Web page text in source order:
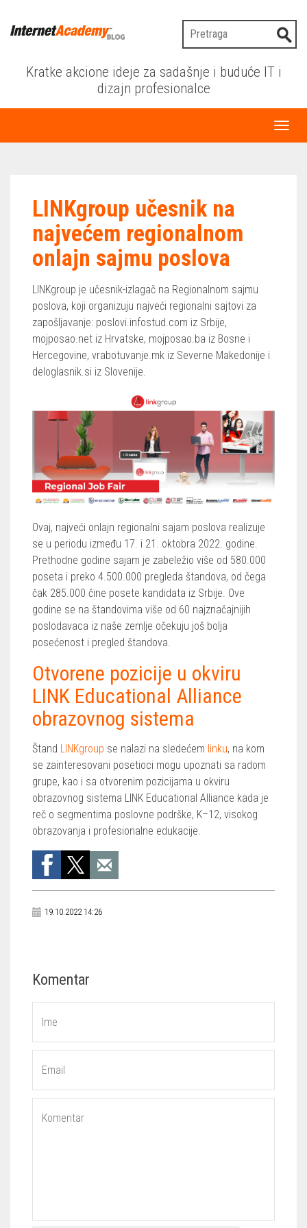
Kratke akcione ideje za sadašnje i buduće IT i
dizajn profesionalce
LINKgroup učesnik na
najvećem regionalnom
onlajn sajmu poslova
LINKgroup je učesnik-izlagač na Regionalnom sajmu
poslova, koji organizuju najveći regionalni sajtovi za
zapošljavanje: poslovi.infostud.com iz Srbije,
mojposao.net iz Hrvatske, mojposao.ba iz Bosne i
Hercegovine, vrabotuvanje.mk iz Severne Makedonije i
deloglasnik.si iz Slovenije.
Ovaj, najveći onlajn regionalni sajam poslova realizuje
se u periodu između 17. i 21. oktobra 2022. godine.
Prethodne godine sajam je zabeležio više od 580.000
poseta i preko 4.500.000 pregleda štandova, od čega
čak 285.000 čine posete kandidata iz Srbije. Ove
godine se na štandovima više od 60 najznačajnijih
poslodavaca iz naše zemlje očekuju još bolja
posećenost i pregled štandova.
Otvorene pozicije u okviru
LINK Educational Alliance
obrazovnog sistema
Štand LINKgroup se nalazi na sledećem linku, na kom
se zainteresovani posetioci mogu upoznati sa radom
grupe, kao i sa otvorenim pozicijama u okviru
obrazovnog sistema LINK Educational Alliance kada je
reč o segmentima poslovne podrške, K–12, visokog
obrazovanja i profesionalne edukacije.
19.10.2022 14:26
Komentar